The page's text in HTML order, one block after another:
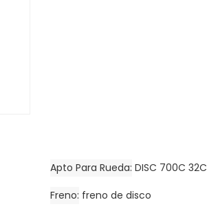
Apto Para Rueda DISC 700C 32C
Freno freno de disco